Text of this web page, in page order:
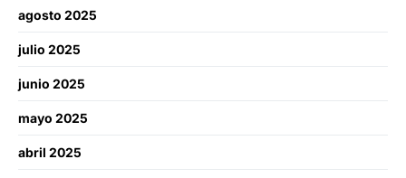
agosto 2025
julio 2025
junio 2025
mayo 2025
abril 2025